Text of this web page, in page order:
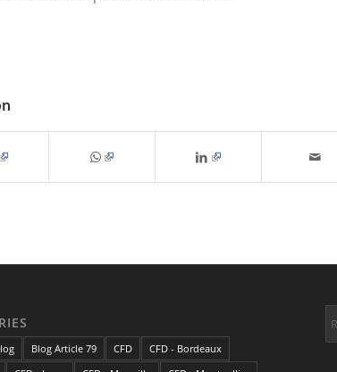
Blog Article 79 CFD
CFD - Bordeaux